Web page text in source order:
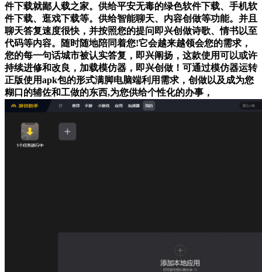
件下载就鄙人载之家。供给平安无毒的绿色软件下载、手机软
件下载、逛戏下载等。供给智能聊天、内容创做等功能。并且
聊天答复速度很快，并按照您的提问即兴创做诗歌、情书以至
代码等内容。随时随地陪同着您!它会越来越领会您的需求，
您的每一句话城市被认实答复，即兴阐扬，这款使用可以或许
持续进修和改良，加载模仿器，即兴创做！可通过模仿器运转
正版使用apk包的形式满脚电脑端利用需求，创做以及成为您
糊口的辅佐和工做的东西,为您供给个性化的办事，